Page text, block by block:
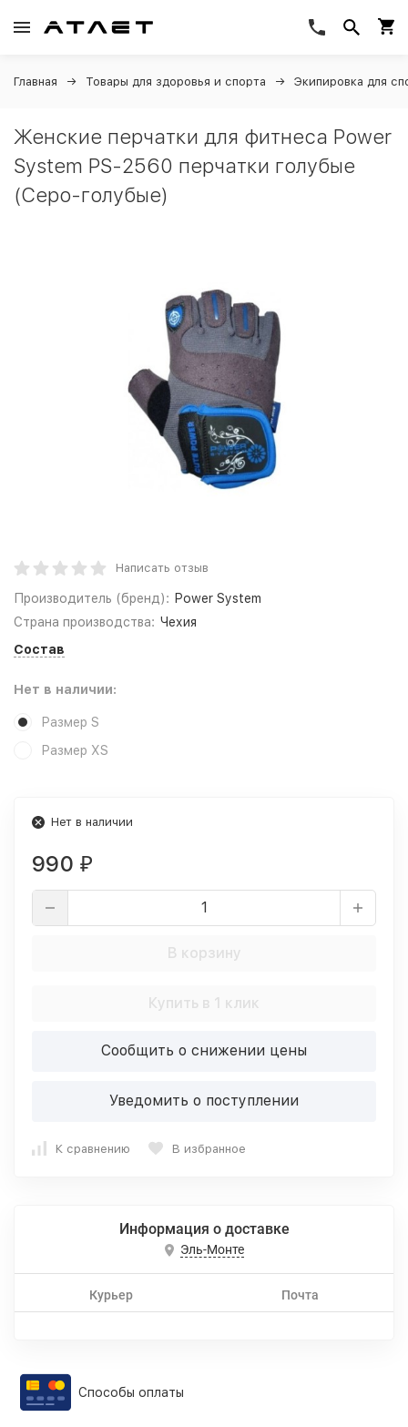
Главная Товары для здоровья и спорта Экипировка для
Женские перчатки для фитнеса Power
System PS-2560 перчатки голубые
(Серо-голубые)
Написать отзыв
Производитель (бренд): Power System
Страна производства: Чехия
Состав
Нет в наличии:
Размер S
Размер XS
Нет в наличии
990 ₽
В корзину
Купить в 1 клик
Сообщить о снижении цены
Уведомить о поступлении
К сравнению В избранное
Информация о доставке
Эль-Монте
Курьер Почта
Способы оплаты